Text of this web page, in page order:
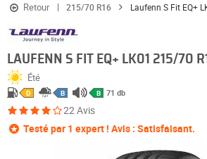
Retour 215/70 R16 Laufenn S Fit EQ+
LAUFENN S FIT EQ+ LK01 215/70
Été
D B B 71 db
22 Avis
Testé par 1 expert ! Avis : Satisfaisant.